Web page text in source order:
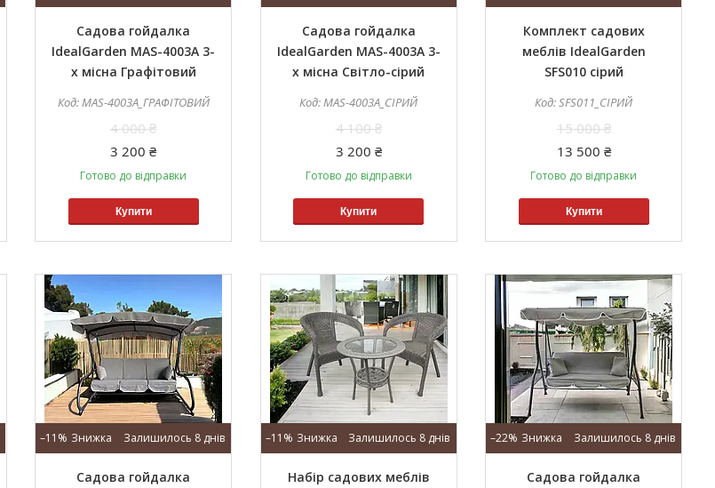
Садова гойдалка
IdealGarden MAS-4003A 3-
х місна Графітовий
MAS-4003A_ГРАФІТОВИЙ
4 000 ₴
3 200 ₴
Готово до відправки
Купити
Садова гойдалка
IdealGarden MAS-4003A 3-
х місна Світло-сірий
MAS-4003A_СІРИЙ
4 100 ₴
3 200 ₴
Готово до відправки
Купити
Комплект садових
меблів IdealGarden
SFS010 сірий
SFS011_СІРИЙ
15 000 ₴
13 500 ₴
Готово до відправки
Купити
–11% Залишилось 8 днів
Садова гойдалка
–11% Залишилось 8 днів
Набір садових меблів
–22% Залишилось 8 днів
Садова гойдалка